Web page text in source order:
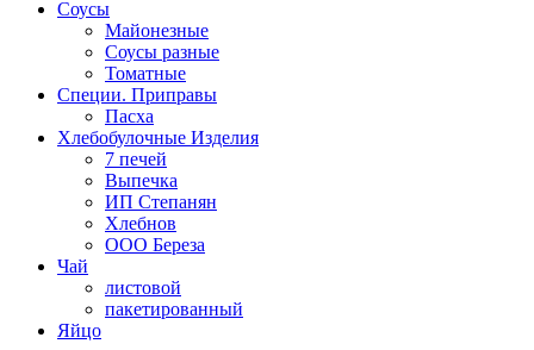
Соусы
Майонезные
Соусы разные
Томатные
Специи. Приправы
Пасха
Хлебобулочные Изделия
7 печей
Выпечка
ИП Степанян
Хлебнов
ООО Береза
Чай
листовой
пакетированный
Яйцо